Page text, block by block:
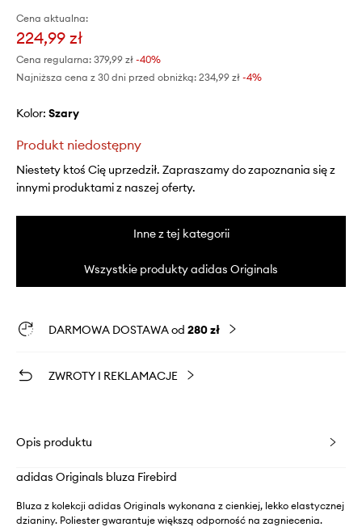
Cena aktualna:
224,99 zł
Cena regularna: 379,99 zł -40%
Najniższa cena z 30 dni przed obniżką: 234,99 zł -4%
Kolor: szary
Produkt niedostępny
Niestety ktoś Cię uprzedził. Zapraszamy do zapoznania się z
innymi produktami z naszej oferty.
Inne z tej kategorii
Wszystkie produkty adidas Originals
DARMOWA DOSTAWA od 280 zł
ZWROTY I REKLAMACJE
Opis produktu
adidas Originals bluza Firebird
Bluza z kolekcji adidas Originals wykonana z cienkiej, lekko elastycznej
dzianiny. Poliester gwarantuje większą odporność na zagniecenia.